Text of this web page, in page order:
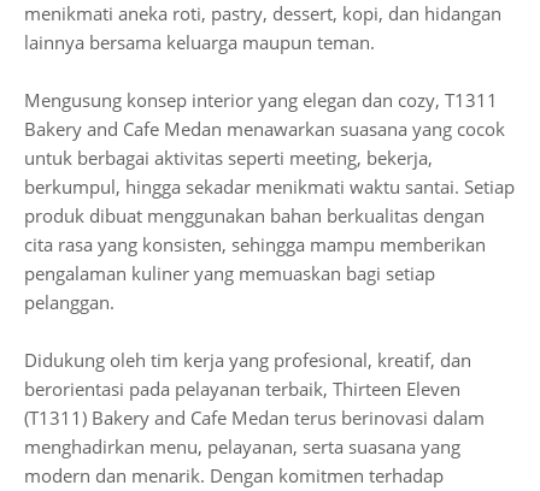
menikmati aneka roti, pastry, dessert, kopi, dan hidangan
lainnya bersama keluarga maupun teman.
Mengusung konsep interior yang elegan dan cozy, T1311
Bakery and Cafe Medan menawarkan suasana yang cocok
untuk berbagai aktivitas seperti meeting, bekerja,
berkumpul, hingga sekadar menikmati waktu santai. Setiap
produk dibuat menggunakan bahan berkualitas dengan
cita rasa yang konsisten, sehingga mampu memberikan
pengalaman kuliner yang memuaskan bagi setiap
pelanggan.
Didukung oleh tim kerja yang profesional, kreatif, dan
berorientasi pada pelayanan terbaik, Thirteen Eleven
(T1311) Bakery and Cafe Medan terus berinovasi dalam
menghadirkan menu, pelayanan, serta suasana yang
modern dan menarik. Dengan komitmen terhadap